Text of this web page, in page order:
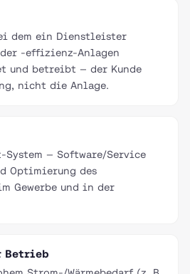
dem ein Dienstleister
-effizienz-Anlagen
betreibt — der Kunde
nicht die Anlage.
System — Software/Service
Optimierung des
Gewerbe und in der
Betrieb